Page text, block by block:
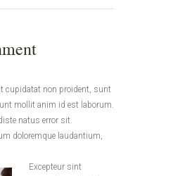
cupidatat non proident, sunt
mollit anim id est laborum.
natus error sit.
doloremque laudantium,
Excepteur sint